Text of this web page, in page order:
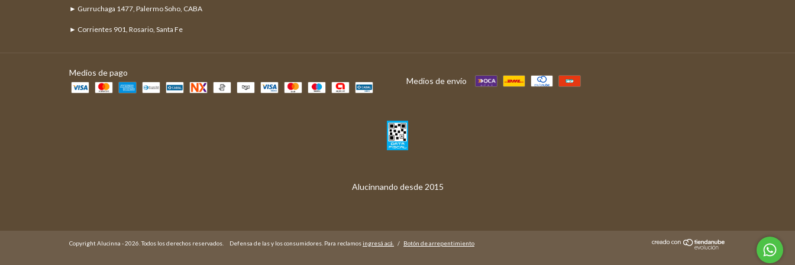
► Gurruchaga 1477, Palermo Soho, CABA
► Corrientes 901, Rosario, Santa Fe
Medios de pago
Medios de envío
Copyright Alucinna - 2026. Todos los derechos reservados. Defensa de las y los consumidores. Para reclamosingresá acá. / Botón de arrepentimiento